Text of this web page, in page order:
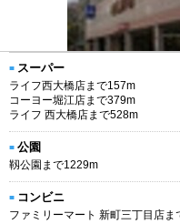
スーパー
ライフ西大橋店まで157m
コーヨー堀江店まで379m
ライフ 西大橋店まで528m
公園
靱公園まで1229m
コンビニ
ファミリーマート 新町三丁目店ま